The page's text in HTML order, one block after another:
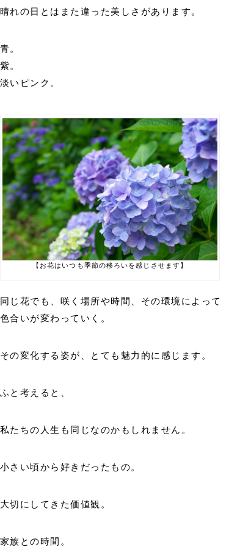
晴れの日とはまた違った美しさがあります。
青。
紫。
淡いピンク。
【お花はいつも季節の移ろいを感じさせます】
同じ花でも、咲く場所や時間、その環境によって
色合いが変わっていく。
その変化する姿が、とても魅力的に感じます。
ふと考えると、
私たちの人生も同じなのかもしれません。
小さい頃から好きだったもの。
大切にしてきた価値観。
家族との時間。